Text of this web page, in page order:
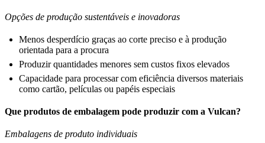
Opções de produção sustentáveis e inovadoras
Menos desperdício graças ao corte preciso e à produção
orientada para a procura
Produzir quantidades menores sem custos fixos elevados
Capacidade para processar com eficiência diversos materiais
como cartão, películas ou papéis especiais
Que produtos de embalagem pode produzir com a Vulcan?
Embalagens de produto individuais